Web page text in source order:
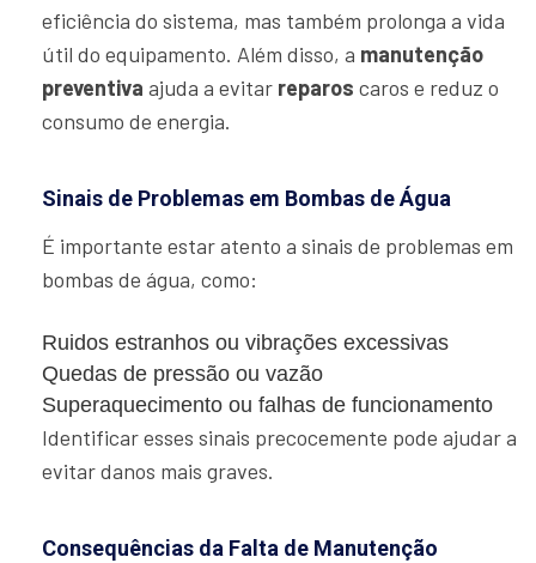
eficiência do sistema, mas também prolonga a vida
útil do equipamento. Além disso, a manutenção
preventiva ajuda a evitar reparos caros e reduz o
consumo de energia.
Sinais de Problemas em Bombas de Água
É importante estar atento a sinais de problemas em
bombas de água, como:
Ruidos estranhos ou vibrações excessivas
Quedas de pressão ou vazão
Superaquecimento ou falhas de funcionamento
Identificar esses sinais precocemente pode ajudar a
evitar danos mais graves.
Consequências da Falta de Manutenção